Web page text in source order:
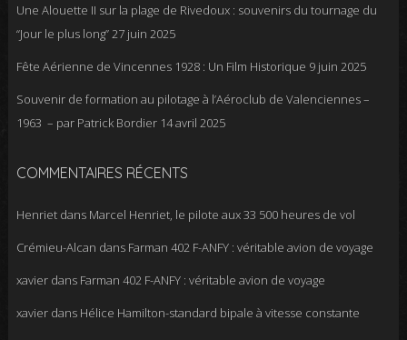
Une Alouette II sur la plage de Rivedoux : souvenirs du tournage du
“Jour le plus long”27 juin 2025
Fête Aérienne de Vincennes 1928 : Un Film Historique 9 juin 2025
Souvenir de formation au pilotage à l’Aéroclub de Valenciennes –
1963 – par Patrick Bordier 14 avril 2025
COMMENTAIRES RÉCENTS
Henrietdans Marcel Henriet, le pilote aux 33 500 heures de vol
Crémieu-Alcan dans Farman 402 F-ANFY : véritable avion de voyage
xavierdans Farman 402 F-ANFY : véritable avion de voyage
xavierdans Hélice Hamilton-standard bipale à vitesse constante